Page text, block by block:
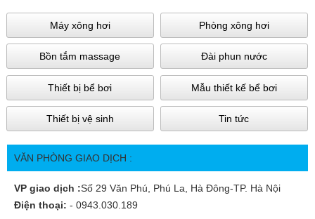
Máy xông hơi Phòng xông hơi
Bồn tắm massage Đài phun nước
Thiết bị bể bơi Mẫu thiết kế bể bơi
Thiết bị vệ sinh Tin tức
VĂN PHÒNG GIAO DỊCH :
VP giao dịch :Số 29 Văn Phú, Phú La, Hà Đông-TP. Hà Nội
Điện thoại: - 0943.030.189